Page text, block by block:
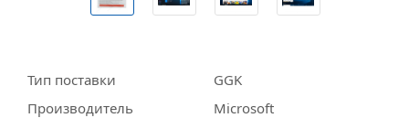
Тип поставки
GGK
Производитель
Miсrosoft